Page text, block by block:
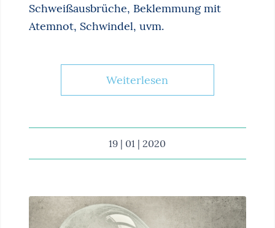
Schweißausbrüche, Beklemmung mit
Atemnot, Schwindel, uvm.
Weiterlesen
19 | 01 | 2020